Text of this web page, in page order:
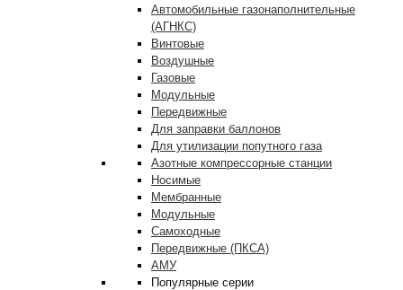
Автомобильные газонаполнительные
(АГНКС)
Винтовые
Воздушные
Газовые
Модульные
Передвижные
Для заправки баллонов
Для утилизации попутного газа
Азотные компрессорные станции
Носимые
Мембранные
Модульные
Самоходные
Передвижные (ПКСА)
АМУ
Популярные серии